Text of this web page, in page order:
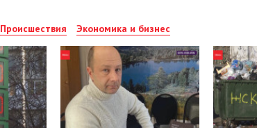
Происшествия Экономика и бизнес